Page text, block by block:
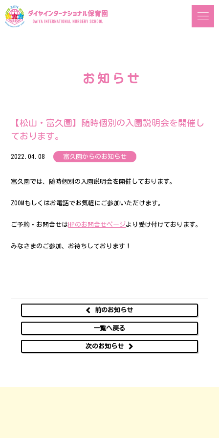
お知らせ
【松山・富久園】随時個別の入園説明会を開催し
ております。
2022.04.08 富久園からのお知らせ
富久園では、随時個別の入園説明会を開催しております。
ZOOMもしくはお電話でお気軽にご参加いただけます。
ご予約・お問合せは HPのお問合せページより受け付けております。
みなさまのご参加、お待ちしております！
前のお知らせ
一覧へ戻る
次のお知らせ